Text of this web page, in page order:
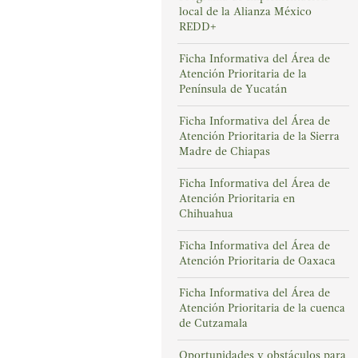
local de la Alianza México
REDD+
Ficha Informativa del Área de
Atención Prioritaria de la
Península de Yucatán
Ficha Informativa del Área de
Atención Prioritaria de la Sierra
Madre de Chiapas
Ficha Informativa del Área de
Atención Prioritaria en
Chihuahua
Ficha Informativa del Área de
Atención Prioritaria de Oaxaca
Ficha Informativa del Área de
Atención Prioritaria de la cuenca
de Cutzamala
Oportunidades y obstáculos para